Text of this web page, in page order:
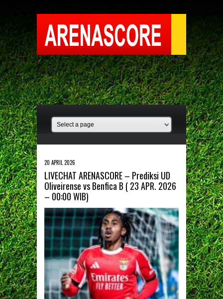
20 APRIL 2026
LIVECHAT ARENASCORE – Prediksi UD
Oliveirense vs Benfica B ( 23 APR. 2026
– 00:00 WIB)